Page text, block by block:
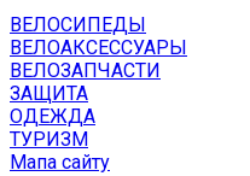
ВЕЛОСИПЕДЫ
ВЕЛОАКСЕССУАРЫ
ВЕЛОЗАПЧАСТИ
ЗАЩИТА
ОДЕЖДА
ТУРИЗМ
Мапа сайту